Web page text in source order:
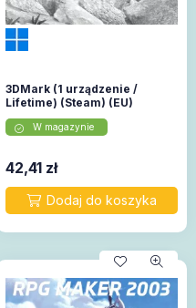
3DMark (1 urządzenie /
Lifetime) (Steam) (EU)
W magazynie
42,41 zł